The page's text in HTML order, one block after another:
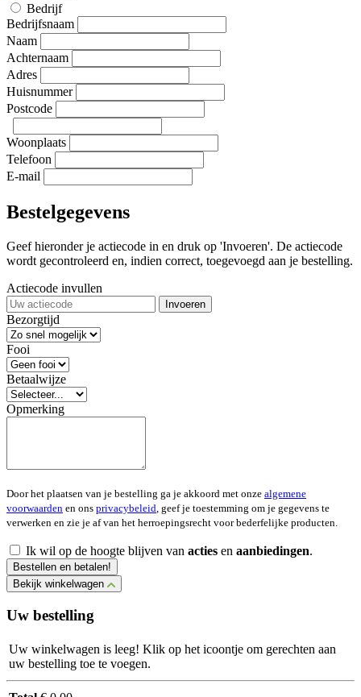
Bedrijf
Bedrijfsnaam
Naam
Achternaam
Adres
Huisnummer
Postcode
Woonplaats
Telefoon
E-mail
Bestelgegevens
Geef hieronder je actiecode in en druk op 'Invoeren'. De actiecode
wordt gecontroleerd en, indien correct, toegevoegd aan je bestelling.
Actiecode invullen
Invoeren
Bezorgtijd
Fooi
Betaalwijze
Opmerking
Door het plaatsen van je bestelling ga je akkoord met onze algemene
voorwaarden en ons privacybeleid , geef je toestemming om je gegevens te
verwerken en zie je af van het herroepingsrecht voor bederfelijke producten.
Ik wil op de hoogte blijven van acties en aanbiedingen.
Bestellen en betalen!
Bekijk winkelwagen
Uw bestelling
Uw winkelwagen is leeg! Klik op het icoontje om gerechten aan
uw bestelling toe te voegen.